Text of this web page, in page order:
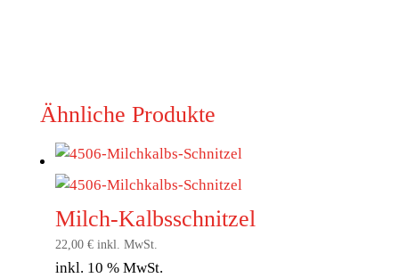
Ähnliche Produkte
Milch-Kalbsschnitzel
22,00 € inkl. MwSt.
inkl. 10 % MwSt.